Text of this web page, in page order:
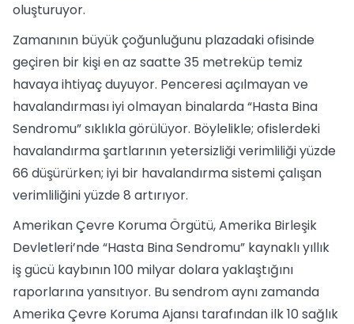
oluşturuyor.
Zamanının büyük çoğunluğunu plazadaki ofisinde
geçiren bir kişi en az saatte 35 metreküp temiz
havaya ihtiyaç duyuyor. Penceresi açılmayan ve
havalandırması iyi olmayan binalarda “Hasta Bina
Sendromu” sıklıkla görülüyor. Böylelikle; ofislerdeki
havalandırma şartlarının yetersizliği verimliliği yüzde
66 düşürürken; iyi bir havalandırma sistemi çalışan
verimliliğini yüzde 8 artırıyor.
Amerikan Çevre Koruma Örgütü, Amerika Birleşik
Devletleri’nde “Hasta Bina Sendromu” kaynaklı yıllık
iş gücü kaybının 100 milyar dolara yaklaştığını
raporlarına yansıtıyor. Bu sendrom aynı zamanda
Amerika Çevre Koruma Ajansı tarafından ilk 10 sağlık